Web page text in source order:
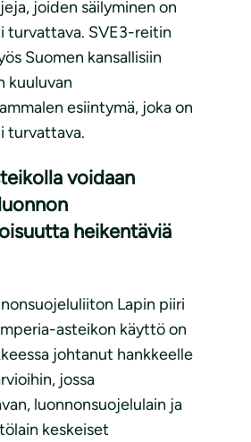
joiden säilyminen on
turvattava. SVE3-reitin
Suomen kansallisiin
kuuluvan
esiintymä, joka on
turvattava.
voidaan
heikentäviä
Lapin piiri
asteikon käyttö on
johtanut hankkeelle
jossa
luonnonsuojelulain ja
keskeiset